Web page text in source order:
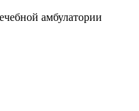
амбулатории